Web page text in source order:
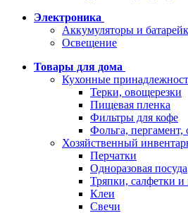
Электроника
Аккумуляторы и
Освещение
Товары для дома
Кухонные
Терки, овощерезки
Пищевая пленка
Фильтры для кофе
Фольга, пергамент,
Хозяйственный
Перчатки
Одноразовая посуда
Тряпки, салфетки и
Клеи
Свечи